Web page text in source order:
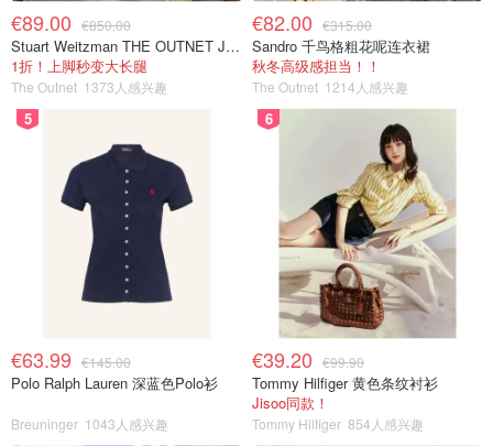
€89.00 €850.00
Stuart Weitzman THE OUTNET Jocey 弹力绒面过膝靴
1折！上脚秒变大长腿
The Outnet 1373人感兴趣
€82.00 €315.00
Sandro 千鸟格粗花呢连衣裙
秋冬高级感担当！！
The Outnet 1214人感兴趣
5
€63.99 €145.00
Polo Ralph Lauren 深蓝色Polo衫
Breuninger 1043人感兴趣
6
€39.20 €99.90
Tommy Hilfiger 黄色条纹衬衫
Jisoo同款！
Tommy Hilfiger 854人感兴趣